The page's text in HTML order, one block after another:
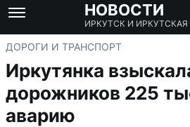
НОВОСТИ
ИРКУТСК И
ДОРОГИ И ТРАНСПОРТ
Иркутянка
дорожников 225
аварию